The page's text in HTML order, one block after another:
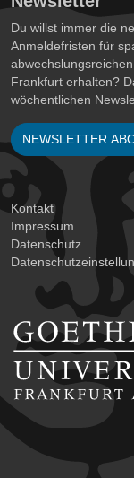
Du willst immer die
Anmeldefristen für
Frankfurt erhalten?
wöchentlichen
NEWSLETTER
Kontakt
Impressum
Datenschutz